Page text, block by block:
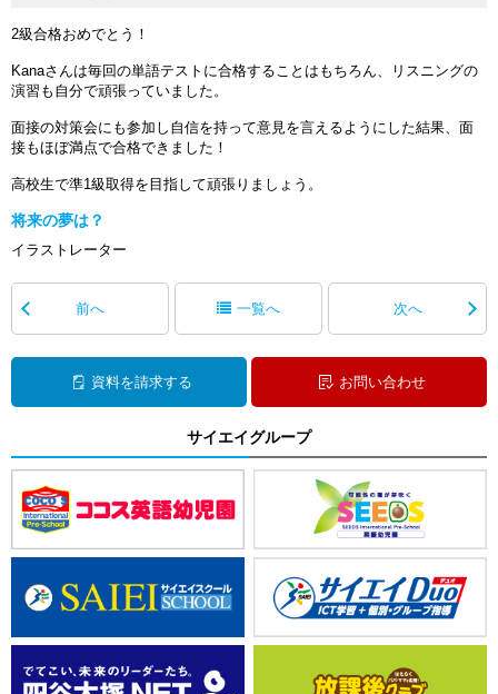
2級合格おめでとう！
Kanaさんは毎回の単語テストに合格することはもちろん、リスニングの
演習も自分で頑張っていました。
面接の対策会にも参加し自信を持って意見を言えるようにした結果、面
接もほぼ満点で合格できました！
高校生で準1級取得を目指して頑張りましょう。
将来の夢は？
イラストレーター
前へ 一覧へ 次へ
資料を請求する お問い合わせ
サイエイグループ